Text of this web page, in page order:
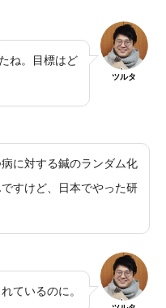
ね。目標はど
ツルタ
に対する鍼のランダム化
すけど、日本でやった研
ているのに。